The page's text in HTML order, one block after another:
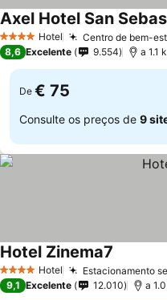
4 EstrelasHotel Centro de bem-
Axel Hotel San
8,6 Excelente 9.554 a 1.1
De € 75
Consulte os preços de 9
4 EstrelasHotel Estacionamento
Hotel Zinema7
9,1 Excelente 12.010 a